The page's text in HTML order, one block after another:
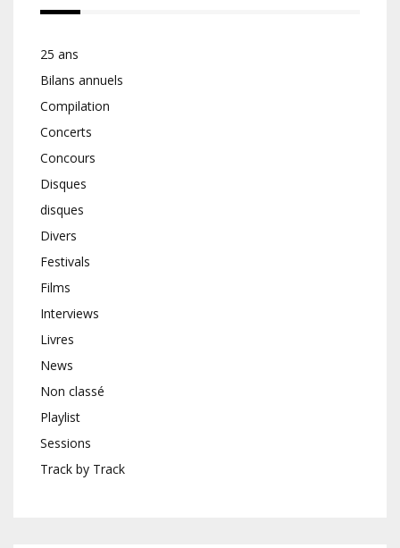
25 ans
Bilans annuels
Compilation
Concerts
Concours
Disques
disques
Divers
Festivals
Films
Interviews
Livres
News
Non classé
Playlist
Sessions
Track by Track